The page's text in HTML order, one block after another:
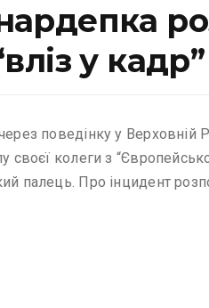
у
поведінку у Верховній
своєї колеги з
палець. Про інцидент